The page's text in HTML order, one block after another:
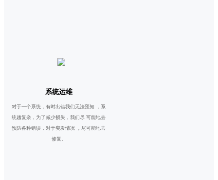
系统运维
对于一个系统，有时出错我们无法预知 ，系
统越复杂，为了减少损失，我们尽 可能地去
预防各种错误，对于突发情况 ，尽可能地去
修复。